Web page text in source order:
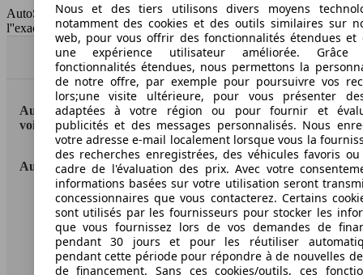
AutoScout24 France SAS décline toute responsabilité concernant
l''exactitude des indications fournies.
Haut
AutoScout24: la plus grande plateforme en ligne de
voitures en Europe
AutoScout24
A propos d'AutoScout24
Conditions d'utilisation
Informations légales
Nous et des tiers utilisons divers moyens
notamment des cookies et des outils similaires sur
web, pour vous offrir des fonctionnalités étendues et
une expérience utilisateur améliorée.
fonctionnalités étendues, nous permettons la
de notre offre, par exemple pour poursuivre vos
lors;une visite ultérieure, pour vous présenter
adaptées à votre région ou pour fournir et
publicités et des messages personnalisés. Nous
votre adresse e-mail localement lorsque vous la
des recherches enregistrées, des véhicules favoris
cadre de l'évaluation des prix. Avec votre
informations basées sur votre utilisation seront
concessionnaires que vous contacterez. Certains
sont utilisés par les fournisseurs pour stocker les
que vous fournissez lors de vos demandes de
pendant 30 jours et pour les réutiliser
pendant cette période pour répondre à de nouvelles
de financement. Sans ces cookies/outils, ces